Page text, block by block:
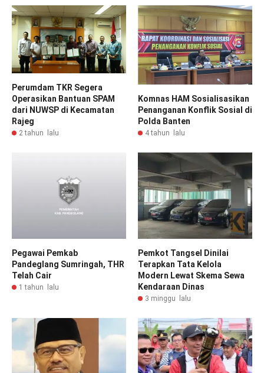
Perumdam TKR Segera
Operasikan Bantuan SPAM
dari NUWSP di Kecamatan
Rajeg
2 tahun lalu
Komnas HAM Sosialisasikan
Penanganan Konflik Sosial di
Polda Banten
4 tahun lalu
Pegawai Pemkab
Pandeglang Sumringah, THR
Telah Cair
1 tahun lalu
Pemkot Tangsel Dinilai
Terapkan Tata Kelola
Modern Lewat Skema Sewa
Kendaraan Dinas
3 minggu lalu